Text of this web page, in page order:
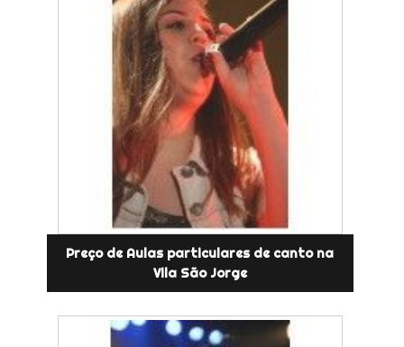
Preço de Aulas particulares de canto na
Vila São Jorge